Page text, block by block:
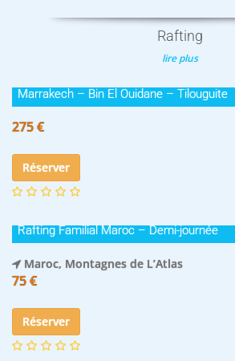
Rafting
lire plus
Marrakech – Bin El Ouidane – Tilouguite
275 €
Réserver
Rafting Familial Maroc – Demi-journée
Maroc, Montagnes de L’Atlas
75 €
Réserver